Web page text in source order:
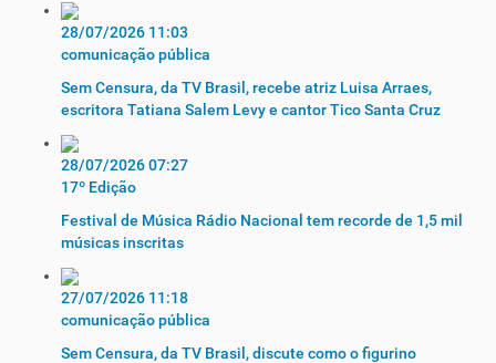
28/07/2026 11:03
comunicação pública
Sem Censura, da TV Brasil, recebe atriz Luisa Arraes,
escritora Tatiana Salem Levy e cantor Tico Santa Cruz
28/07/2026 07:27
17º Edição
Festival de Música Rádio Nacional tem recorde de 1,5 mil
músicas inscritas
27/07/2026 11:18
comunicação pública
Sem Censura, da TV Brasil, discute como o figurino